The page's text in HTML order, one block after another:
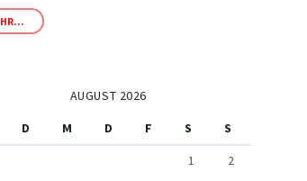
AUGUST 2026
D M D F S
S
1
2